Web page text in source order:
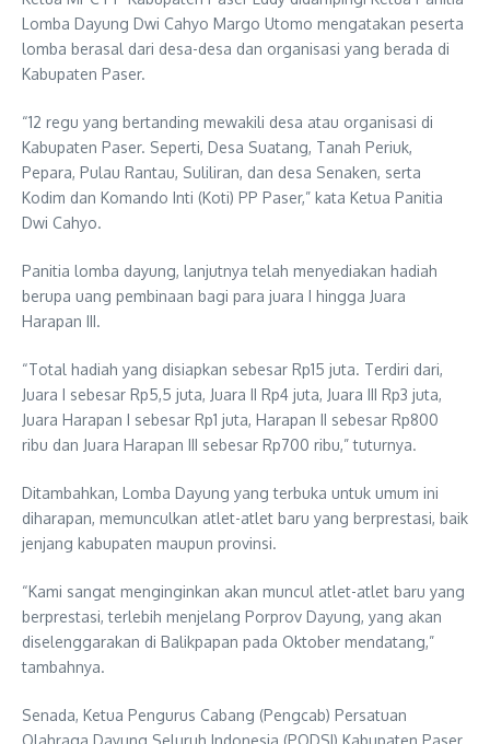
Lomba Dayung Dwi Cahyo Margo Utomo mengatakan peserta
lomba berasal dari desa-desa dan organisasi yang berada di
Kabupaten Paser.
“12 regu yang bertanding mewakili desa atau organisasi di
Kabupaten Paser. Seperti, Desa Suatang, Tanah Periuk,
Pepara, Pulau Rantau, Suliliran, dan desa Senaken, serta
Kodim dan Komando Inti (Koti) PP Paser,” kata Ketua Panitia
Dwi Cahyo.
Panitia lomba dayung, lanjutnya telah menyediakan hadiah
berupa uang pembinaan bagi para juara I hingga Juara
Harapan III.
“Total hadiah yang disiapkan sebesar Rp15 juta. Terdiri dari,
Juara I sebesar Rp5,5 juta, Juara II Rp4 juta, Juara III Rp3 juta,
Juara Harapan I sebesar Rp1 juta, Harapan II sebesar Rp800
ribu dan Juara Harapan III sebesar Rp700 ribu,” tuturnya.
Ditambahkan, Lomba Dayung yang terbuka untuk umum ini
diharapan, memunculkan atlet-atlet baru yang berprestasi, baik
jenjang kabupaten maupun provinsi.
“Kami sangat menginginkan akan muncul atlet-atlet baru yang
berprestasi, terlebih menjelang Porprov Dayung, yang akan
diselenggarakan di Balikpapan pada Oktober mendatang,”
tambahnya.
Senada, Ketua Pengurus Cabang (Pengcab) Persatuan
Olahraga Dayung Seluruh Indonesia (PODSI) Kabupaten Paser